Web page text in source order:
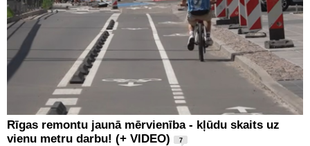
Rīgas remontu jaunā mērvienība - kļūdu skaits uz
vienu metru darbu! (+ VIDEO)
7